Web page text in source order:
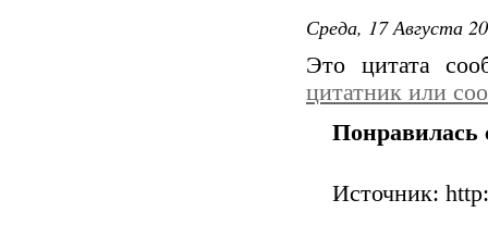
Среда, 17 Августа
Это цитата
цитатник или
Понравилась
Источник: